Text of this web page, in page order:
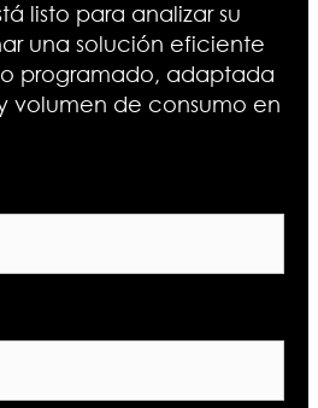
listo para analizar su
una solución eficiente
programado, adaptada
volumen de consumo en